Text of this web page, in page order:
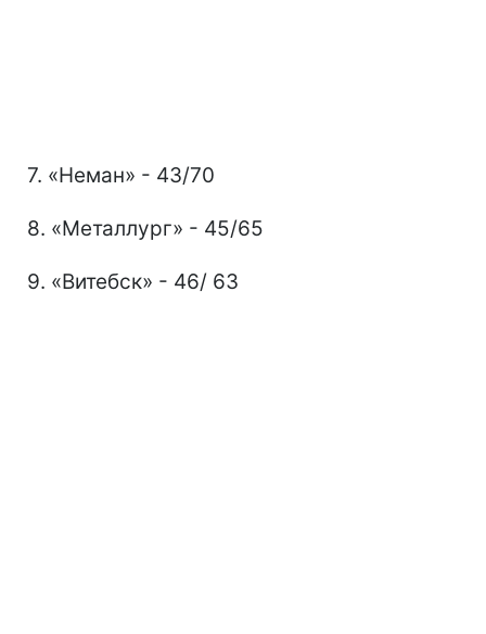
7. «Неман» - 43/70
8. «Металлург» - 45/65
9. «Витебск» - 46/ 63